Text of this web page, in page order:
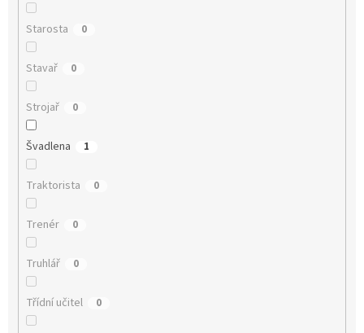
Starosta 0
Stavař 0
Strojař 0
Švadlena 1
Traktorista 0
Trenér 0
Truhlář 0
Třídní učitel 0